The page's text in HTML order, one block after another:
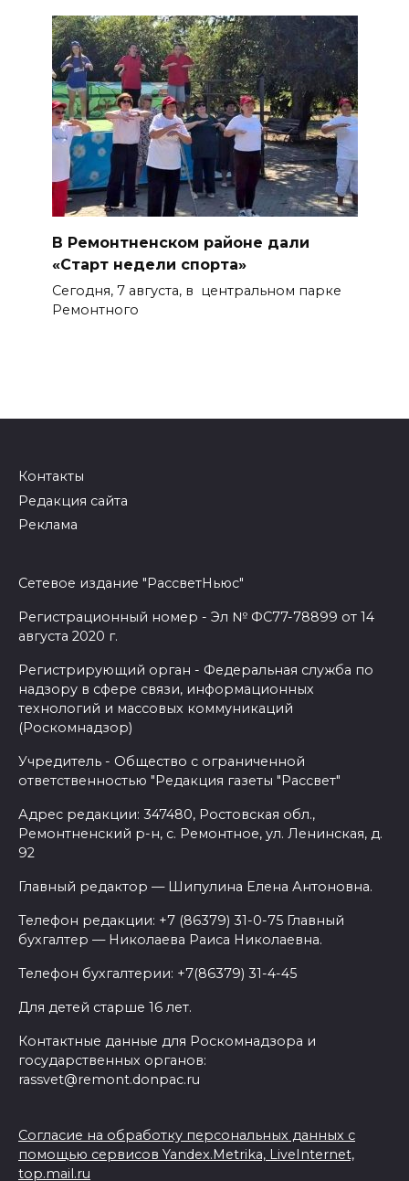
В Ремонтненском районе дали
«Старт недели спорта»
Сегодня, 7 августа, в центральном парке
Ремонтного
Контакты
Редакция сайта
Реклама
Сетевое издание "РассветНьюс"
Регистрационный номер - Эл № ФС77-78899 от 14
августа 2020 г.
Регистрирующий орган - Федеральная служба по
надзору в сфере связи, информационных
технологий и массовых коммуникаций
(Роскомнадзор)
Учредитель - Общество с ограниченной
ответственностью "Редакция газеты "Рассвет"
Адрес редакции: 347480, Ростовская обл.,
Ремонтненский р-н, с. Ремонтное, ул. Ленинская, д.
92
Главный редактор — Шипулина Елена Антоновна.
Телефон редакции: +7 (86379) 31-0-75 Главный
бухгалтер — Николаева Раиса Николаевна.
Телефон бухгалтерии: +7(86379) 31-4-45
Для детей старше 16 лет.
Контактные данные для Роскомнадзора и
государственных органов:
rassvet@remont.donpac.ru
Согласие на обработку персональных данных с
помощью сервисов Yandex.Metrika, LiveInternet,
top.mail.ru